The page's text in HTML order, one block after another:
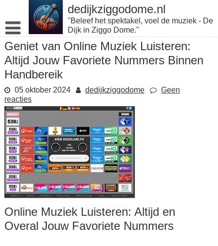
inhoud
gaan
dedijkziggodome.nl
"Beleef het spektakel, voel de muziek - De
Dijk in Ziggo Dome."
Geniet van Online Muziek Luisteren:
Altijd Jouw Favoriete Nummers Binnen
Handbereik
05 oktober 2024 dedijkziggodome
Geen
reacties
Online Muziek Luisteren: Altijd en
Overal Jouw Favoriete Nummers